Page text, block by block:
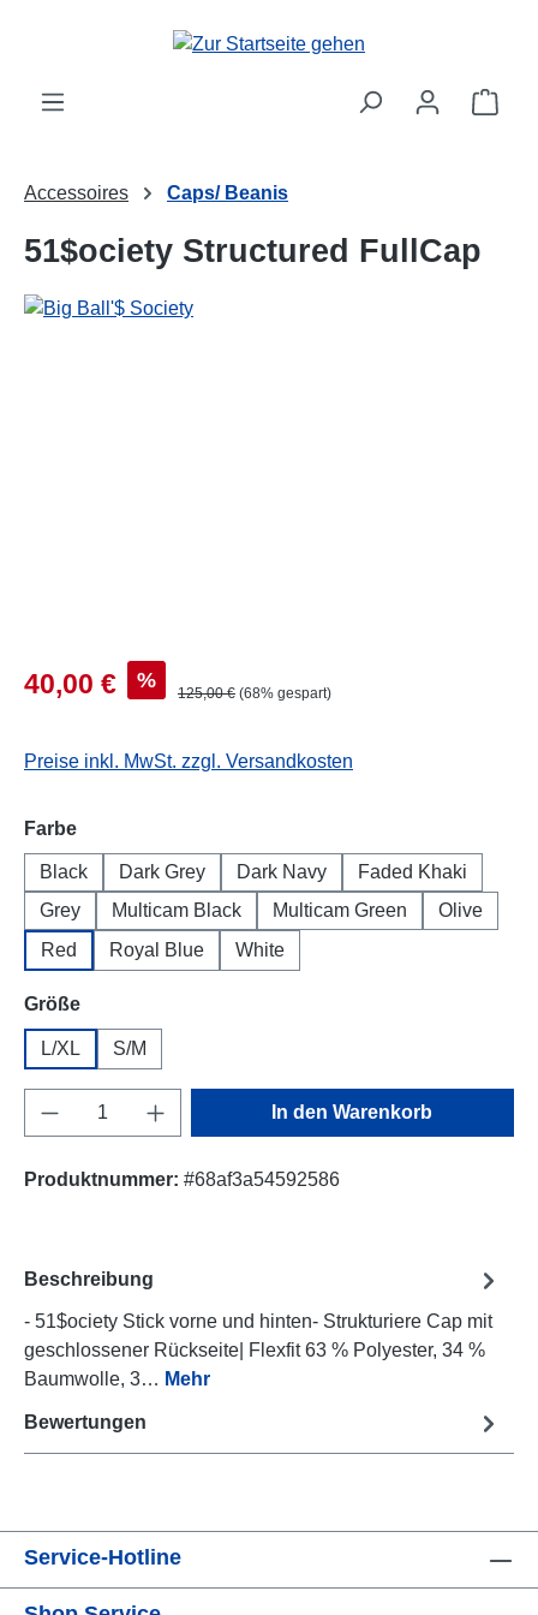
Accessoires Caps/ Beanis
51$ociety Structured FullCap
40,00 € %
125,00 € (68% gespart)
Preise inkl. MwSt. zzgl. Versandkosten
Farbeauswählen
Black Dark Grey Dark Navy
Faded Khaki
Grey
Multicam Black Multicam Green
Olive
Red
Royal Blue White
Größeauswählen
L/XL S/M
Produkt Anzahl: Gib den gewünschten
In den Warenkorb
Produktnummer: #68af3a54592586
Beschreibung
- 51$ociety Stick vorne und hinten- Strukturiere Cap mit
geschlossener Rückseite| Flexfit 63 % Polyester, 34 %
Baumwolle, 3… Mehr
Bewertungen
Service-Hotline